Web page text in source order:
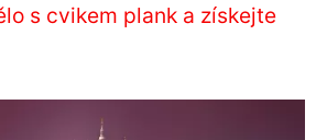
s cvikem plank a získejte